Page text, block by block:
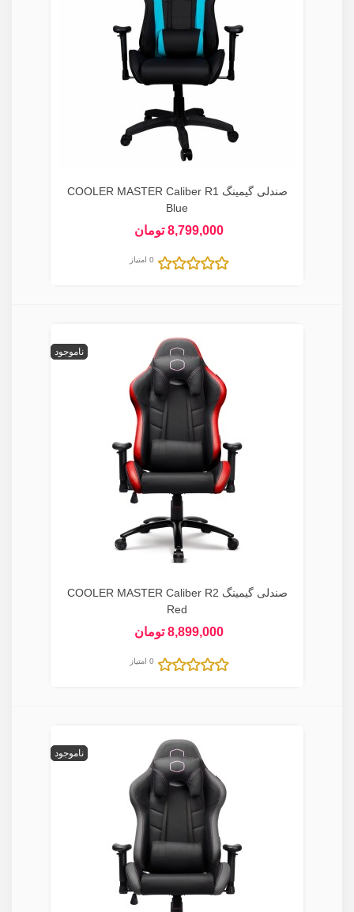
صندلی گیمینگ COOLER MASTER Caliber R1
Blue
8,799,000 تومان
0 امتیاز
ناموجود
صندلی گیمینگ COOLER MASTER Caliber R2
Red
8,899,000 تومان
0 امتیاز
ناموجود